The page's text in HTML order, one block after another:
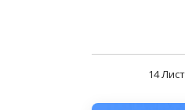
14